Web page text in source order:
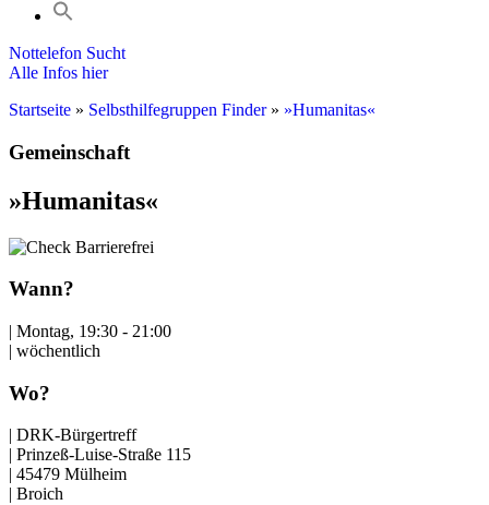
Nottelefon Sucht
Alle Infos hier
Startseite » Selbsthilfegruppen Finder» »Humanitas«
Gemeinschaft
»Humanitas«
Barrierefrei
Wann?
| Montag, 19:30 - 21:00
| wöchentlich
Wo?
| DRK-Bürgertreff
| Prinzeß-Luise-Straße 115
| 45479 Mülheim
| Broich